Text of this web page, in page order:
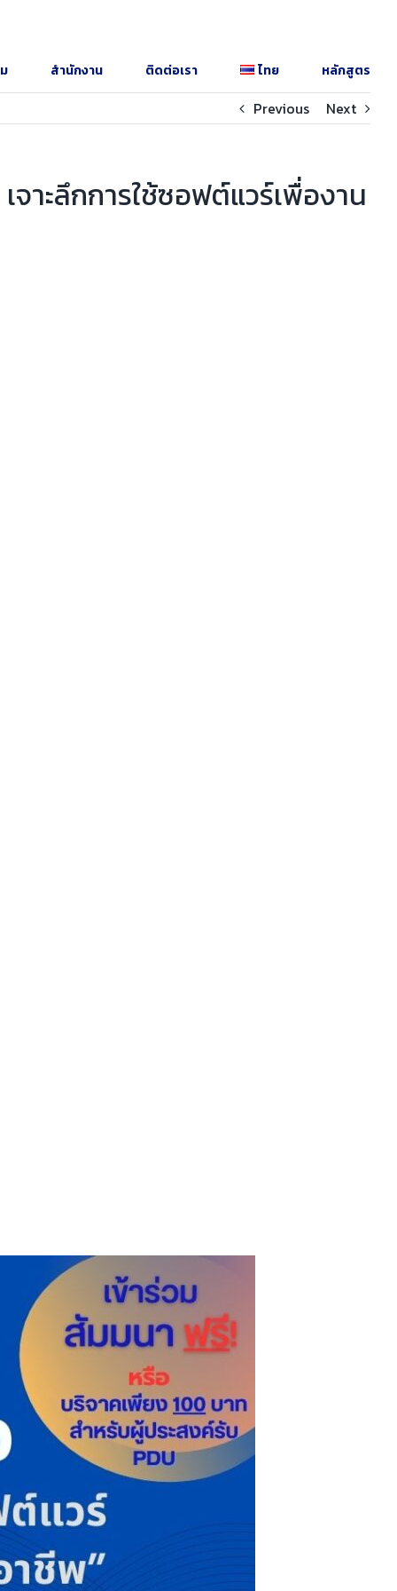
สำนักงาน ติดต่อเรา ไทย หลักสูตร
Previous Next
าะลึกการใช้ซอฟต์แวร์เพื่องาน